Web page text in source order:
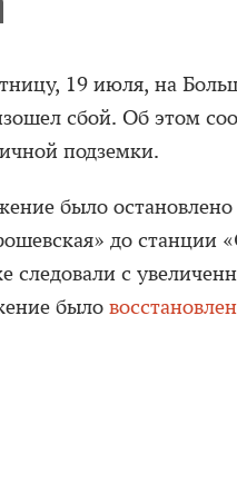
19 июля, на
сбой. Об этом
подземки.
было остановлено
до станции
следовали с
было